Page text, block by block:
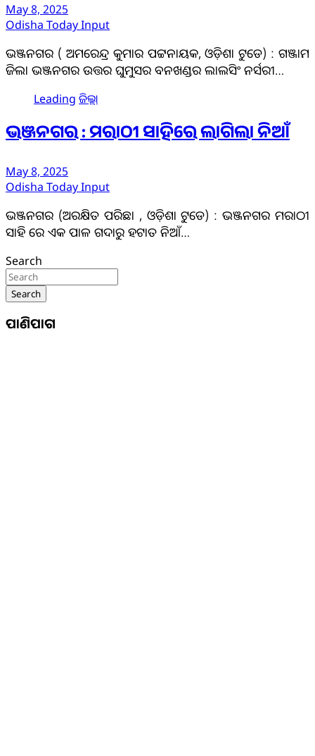
May 8, 2025
Odisha Today Input
ଭଞ୍ଜନଗର ( ଅମରେନ୍ଦ୍ର କୁମାର ପଟ୍ଟନାୟକ, ଓଡ଼ିଶା ଟୁଡେ) : ଗଞ୍ଜାମ
ଜିଲା ଭଞ୍ଜନଗର ଉତ୍ତର ଘୁମୁସର ବନଖଣ୍ଡର ଲାଲସିଂ ନର୍ସରୀ…
Leading ଜିଲ୍ଲା
ଭଞ୍ଜନଗର : ମରାଠୀ ସାହିରେ ଲାଗିଲା ନିଆଁ
May 8, 2025
Odisha Today Input
ଭଞ୍ଜନଗର (ଅରକ୍ଷିତ ପରିଛା , ଓଡ଼ିଶା ଟୁଡେ) : ଭଞ୍ଜନଗର ମରାଠୀ
ସାହି ରେ ଏକ ପାଳ ଗଦାରୁ ହଟାତ ନିଆଁ…
Search
Search
ପାଣିପାଗ